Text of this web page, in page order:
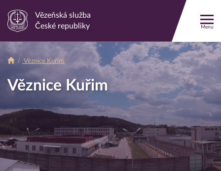
Odkaz
stránku
Vězeňská služba
České republiky
Menu
Věznice
Drobečková
navigace
Věznice Kuřim
Věznice Kuřim